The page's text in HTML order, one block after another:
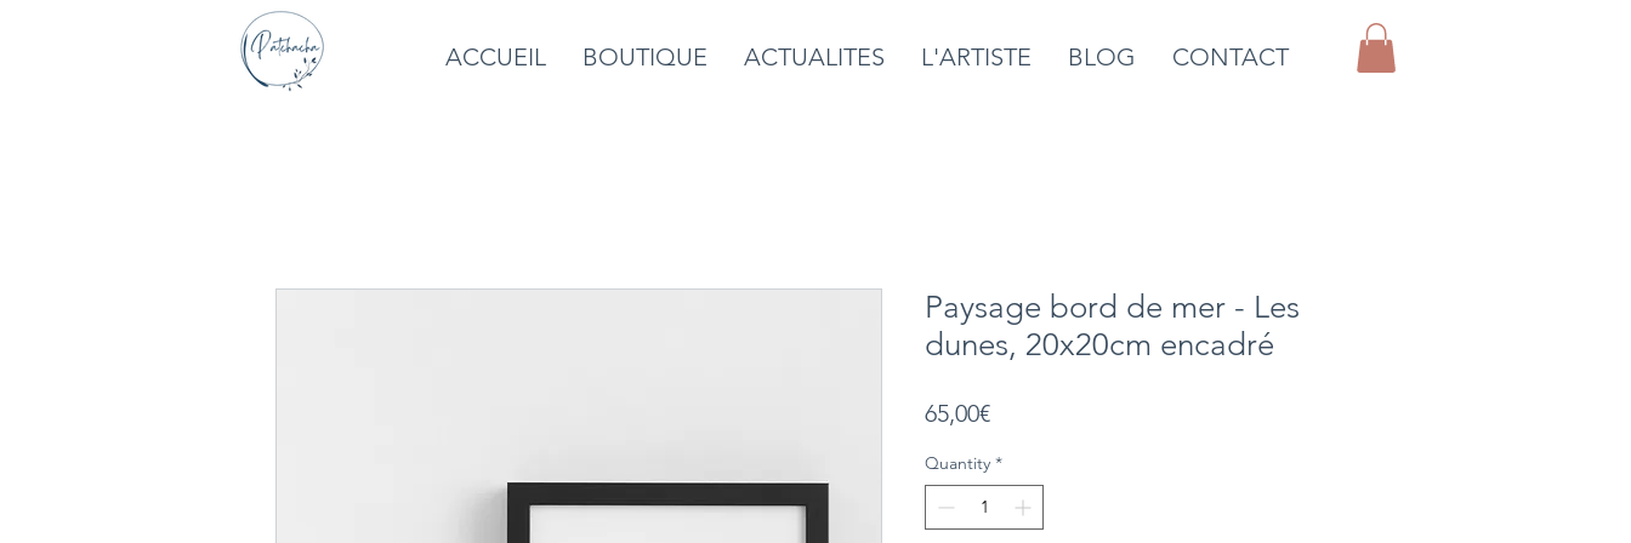
ACCUEIL BOUTIQUE ACTUALITES L'ARTISTE BLOG CONTACT
Paysage bord de mer - Les
dunes, 20x20cm encadré
65,00€Price
Quantity *